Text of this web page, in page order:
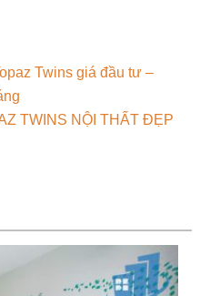
Twins giá đầu tư –
TWINS NỘI THẤT ĐẸP